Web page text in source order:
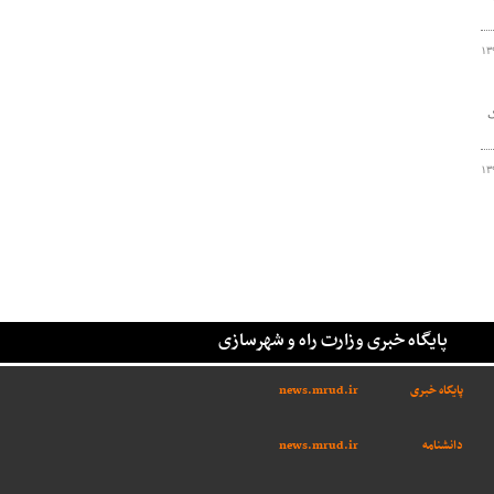
پایگاه خبری وزارت راه و شهرسازی
پایگاه خبری news.mrud.ir
دانشنامه
news.mrud.ir